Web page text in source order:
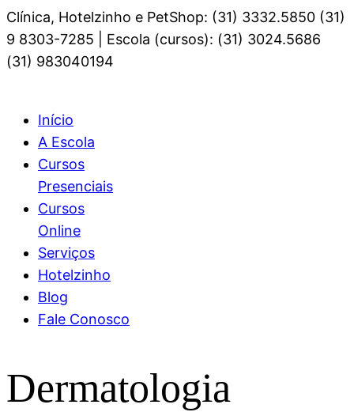
Clínica, Hotelzinho e PetShop: (31) 3332.5850 (31)
9 8303-7285 | Escola (cursos): (31) 3024.5686
(31) 983040194
Início
A Escola
Cursos
Presenciais
Cursos
Online
Serviços
Hotelzinho
Blog
Fale Conosco
Dermatologia